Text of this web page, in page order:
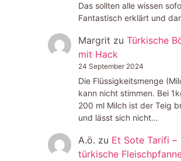
Das sollten alle wissen
Fantastisch erklärt und
Margrit zu Türkische
mit Hack
24 September 2024
Die Flüssigkeitsmenge
kann nicht stimmen. Bei
200 ml Milch ist der Teig
und lässt sich nicht…
A.ö. zu Et Sote Tarifi –
türkische